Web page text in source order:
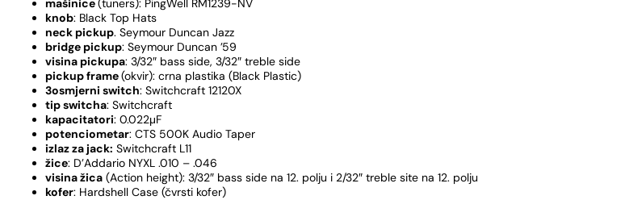
knob: Black Top Hats
neck pickup. Seymour Duncan Jazz
bridge pickup: Seymour Duncan ’59
visina pickupa: 3/32″ bass side, 3/32″ treble side
pickup frame(okvir): crna plastika (Black Plastic)
3osmjerni switch: Switchcraft 12120X
tip switcha: Switchcraft
kapacitatori: 0.022μF
potenciometar: CTS 500K Audio Taper
izlaz za jack: Switchcraft L11
žice: D’Addario NYXL .010 – .046
visina žica (Action height): 3/32″ bass side na 12. polju i 2/32″ treble site na 12. polju
kofer: Hardshell Case (čvrsti kofer)